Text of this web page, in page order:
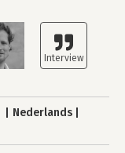
Nederlands